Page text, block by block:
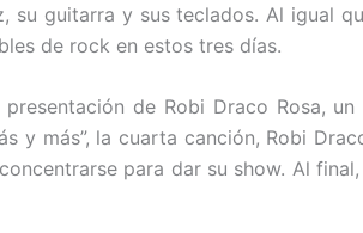
su guitarra y sus teclados. Al igual
de rock en estos tres días.
de Robi Draco Rosa,
y más”, la cuarta canción, Robi
para dar su show. Al